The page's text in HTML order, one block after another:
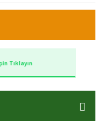
Tıklayın